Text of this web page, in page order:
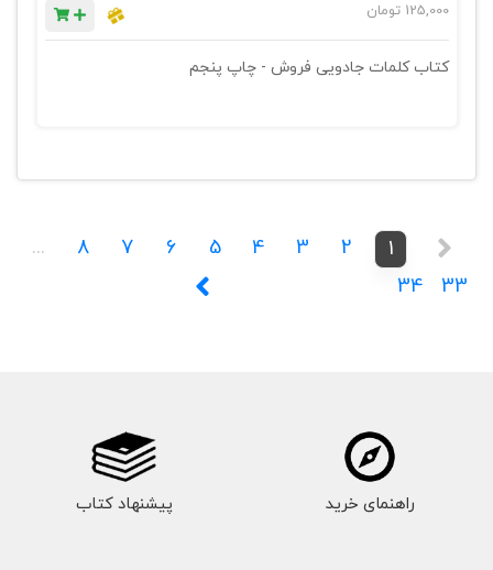
125,000 تومان
کتاب کلمات جادویی فروش - چاپ پنجم
1
2
3
4
5
6
7
8
...
33
34
راهنمای خرید پیشنهاد کتاب